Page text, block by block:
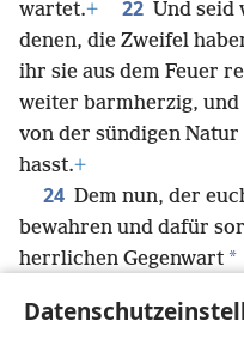
wartet.+ 22 Und seid
denen, die Zweifel
ihr sie aus dem Feuer
weiter barmherzig,
von der sündigen Natur
hasst.+
24 Dem nun, der
bewahren und dafür
herrlichen Gegenwart *
durch Jesus Christus,